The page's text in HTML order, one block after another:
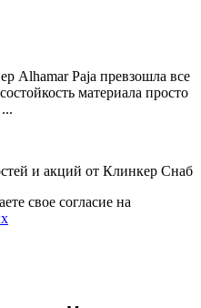
Alhamar Paja превзошла все
материала просто
и акций от Клинкер Снаб
свое согласие на